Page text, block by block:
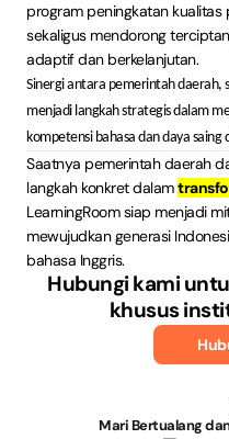
program peningkatan
sekaligus mendorong
adaptif dan berkelanjutan.
Sinergi antara pemerintah daerah,
menjadi langkah strategis dalam
kompetensi bahasa dan daya saing
Saatnya pemerintah daerah
langkah konkret dalam
LearningRoom siap menjadi
mewujudkan generasi
bahasa Inggris.
Hubungi kami
khusus
Mari Bertualang